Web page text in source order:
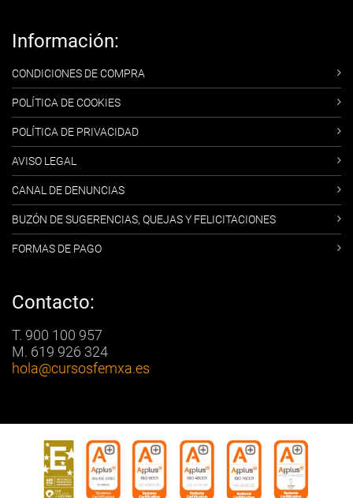
Información:
CONDICIONES DE COMPRA
POLÍTICA DE COOKIES
POLÍTICA DE PRIVACIDAD
AVISO LEGAL
CANAL DE DENUNCIAS
BUZÓN DE SUGERENCIAS, QUEJAS Y FELICITACIONES
FORMAS DE PAGO
Contacto:
T. 900 100 957
M. 619 926 324
hola@cursosfemxa.es